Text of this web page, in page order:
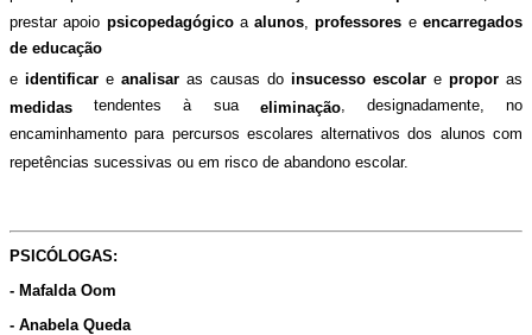
prestar apoio psicopedagógicoaalunos,professores eencarregados
de educação
e identificar e analisar as causas do insucesso escolar e propor as
medidas tendentes à sua eliminação, designadamente, no
encaminhamento para percursos escolares alternativos dos alunos com
repetências sucessivas ou em risco de abandono escolar.
PSICÓLOGAS:
- Mafalda Oom
- Anabela Queda